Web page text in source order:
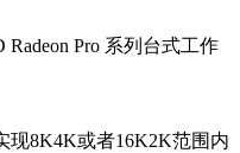
Pro 系列台式工作
现8K4K或者16K2K范围内